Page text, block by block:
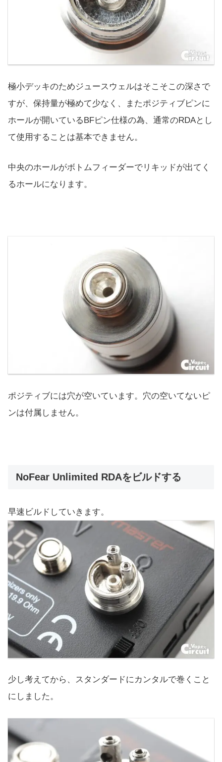
極小デッキのためジュースウェルはそこそこの深さで
すが、保持量が極めて少なく、またポジティブピンに
ホールが開いているBFピン仕様の為、通常のRDAとし
て使用することは基本できません。
中央のホールがボトムフィーダーでリキッドが出てく
るホールになります。
ポジティブには穴が空いています。穴の空いてないピ
ンは付属しません。
NoFear Unlimited RDAをビルドする
早速ビルドしていきます。
少し考えてから、スタンダードにカンタルで巻くこと
にしました。